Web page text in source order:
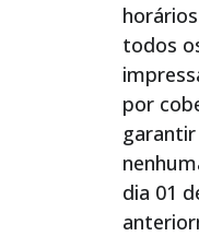
todos
por
dia 01